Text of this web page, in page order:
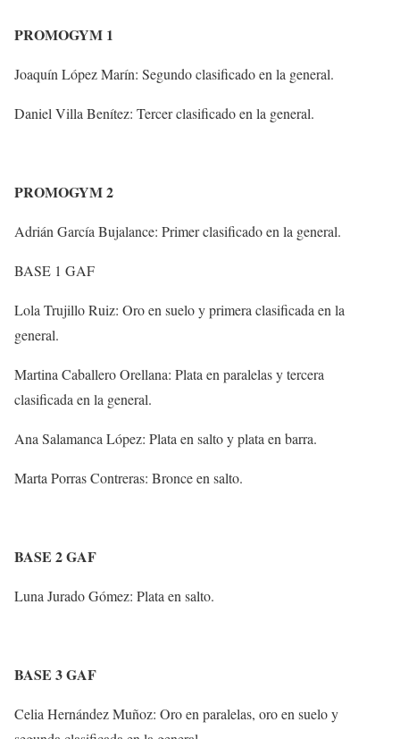
PROMOGYM 1
Joaquín López Marín: Segundo clasificado en la general.
Daniel Villa Benítez: Tercer clasificado en la general.
PROMOGYM 2
Adrián García Bujalance: Primer clasificado en la general.
BASE 1 GAF
Lola Trujillo Ruiz: Oro en suelo y primera clasificada en la
general.
Martina Caballero Orellana: Plata en paralelas y tercera
clasificada en la general.
Ana Salamanca López: Plata en salto y plata en barra.
Marta Porras Contreras: Bronce en salto.
BASE 2 GAF
Luna Jurado Gómez: Plata en salto.
BASE 3 GAF
Celia Hernández Muñoz: Oro en paralelas, oro en suelo y